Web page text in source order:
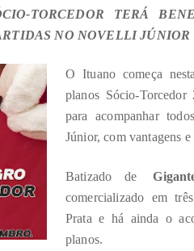
TORCEDOR TERÁ
NO NOVELLI JÚNIOR
O Ituano começa
planos Sócio-Torcedor
para acompanhar
Júnior, com vantagens
Batizado de
comercializado em
Prata e há ainda o
planos.